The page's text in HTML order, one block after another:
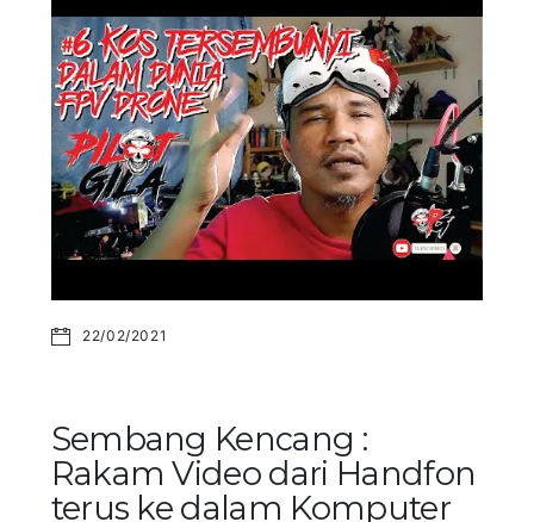
22/02/2021
Sembang Kencang :
Rakam Video dari Handfon
terus ke dalam Komputer